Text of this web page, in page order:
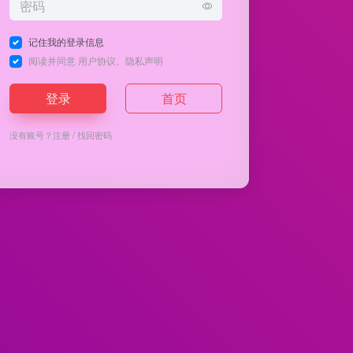
记住我的登录信息
阅读并同意 用户协议 隐私声明
登录 首页
没有账号？注册/找回密码